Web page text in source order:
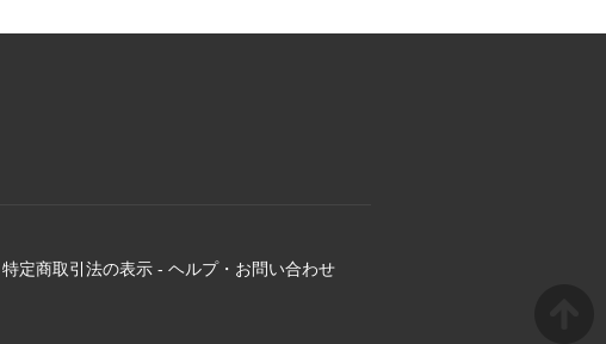
特定商取引法の表示 - ヘルプ・お問い合わせ